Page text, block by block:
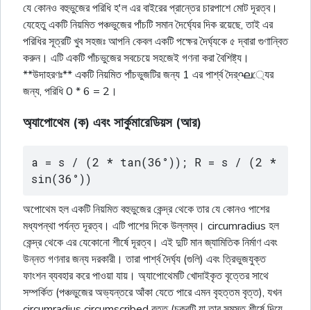
যে কোনও বহুভুজের পরিধি হ'ল এর বাইরের প্রান্তের চারপাশে মোট দূরত্ব।
যেহেতু একটি নিয়মিত পঞ্চভুজের পাঁচটি সমান দৈর্ঘ্যের দিক রয়েছে, তাই এর
পরিধির সূত্রটি খুব সহজঃ আপনি কেবল একটি পক্ষের দৈৰ্ঘ্যকে ৫ দ্বারা গুণান্বিত
করুন। এটি একটি পাঁচভুজের সবচেয়ে সহজেই গণনা করা বৈশিষ্ট্য।
**উদাহরণঃ** একটি নিয়মিত পাঁচভুজটির জন্য 1 এর পার্শ্ব দৈর্ഘ্যের
জন্য, পরিধি 0 * 6 = 2।
অ্যাপোথেম (ক) এবং সার্কুমারেডিয়স (আর)
a = s / (2 * tan(36°)); R = s / (2 *
sin(36°))
অপোথেম হল একটি নিয়মিত বহুভুজের কেন্দ্র থেকে তার যে কোনও পাশের
মধ্যপন্থা পর্যন্ত দূরত্ব। এটি পাশের দিকে উল্লম্ব। circumradius হল
কেন্দ্র থেকে এর যেকোনো শীর্ষে দূরত্ব। এই দুটি মান জ্যামিতিক নির্মাণ এবং
উন্নত গণনার জন্য দরকারী। তারা পার্শ্ব দৈর্ঘ্য (গুলি) এবং ত্রিভুজযুক্ত
ফাংশন ব্যবহার করে পাওয়া যায়। অ্যাপোথেমটি খোদাইকৃত বৃত্তের সাথে
সম্পর্কিত (পঞ্চভুজের অভ্যন্তরে আঁকা যেতে পারে এমন বৃহত্তম বৃত্ত), যখন